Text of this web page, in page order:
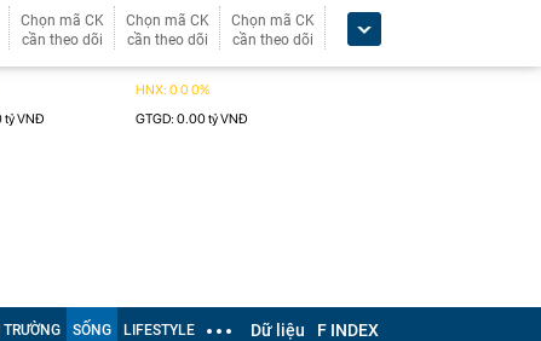
Chọn mã CK
cần theo dõi
Chọn mã CK
cần theo dõi
Chọn mã CK
cần theo dõi
SỐNG LIFESTYLE Dữ liệu F INDEX